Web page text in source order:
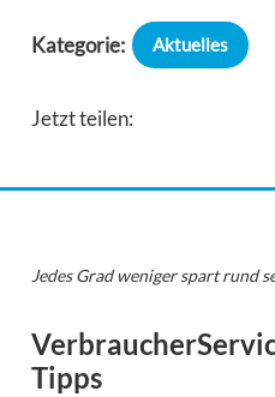
Kategorie: Aktuelles
Jetzt teilen:
Jedes Grad weniger spart rund
Tipps